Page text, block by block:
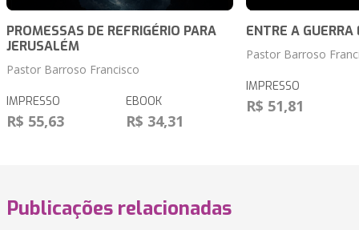
PROMESSAS DE REFRIGÉRIO PARA
JERUSALÉM
Pastor Barroso Francisco
IMPRESSO
R$ 55,63
EBOOK
R$ 34,31
ENTRE A GUERRA
Pastor Barroso
IMPRESSO
R$ 51,81
Publicações relacionadas